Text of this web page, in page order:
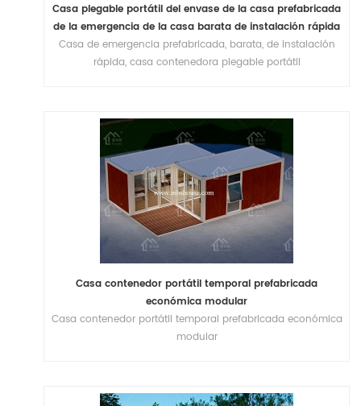
Casa plegable portátil del envase de la casa prefabricada
de la emergencia de la casa barata de instalación rápida
del socorro en caso de desastre
Casa de emergencia prefabricada, barata, de instalación
rápida, casa contenedora plegable portátil
Casa contenedor portátil temporal prefabricada
económica modular
Casa contenedor portátil temporal prefabricada económica
modular